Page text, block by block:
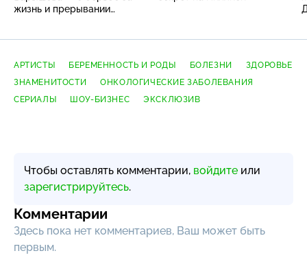
жизнь и прерывании
АРТИСТЫ БЕРЕМЕННОСТЬ И РОДЫ БОЛЕЗНИ
ЗДОРОВЬЕ
ЗНАМЕНИТОСТИ
ОНКОЛОГИЧЕСКИЕ ЗАБОЛЕВАНИЯ
СЕРИАЛЫ
ШОУ-БИЗНЕС ЭКСКЛЮЗИВ
Чтобы оставлять комментарии, войдите или
зарегистрируйтесь.
Комментарии
Здесь пока нет комментариев, Ваш может быть
первым.